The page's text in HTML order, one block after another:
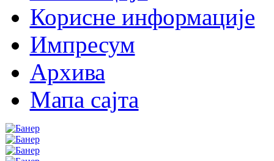
Корисне информације
Импресум
Архива
Мапа сајта